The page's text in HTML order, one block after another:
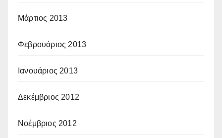
Μάρτιος 2013
Φεβρουάριος 2013
Ιανουάριος 2013
Δεκέμβριος 2012
Νοέμβριος 2012